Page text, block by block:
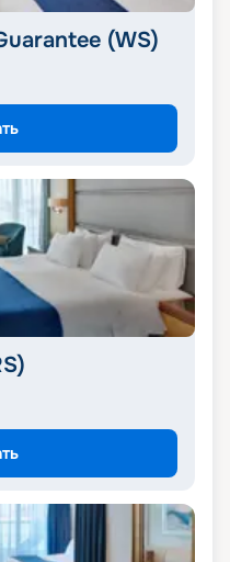
(WS)